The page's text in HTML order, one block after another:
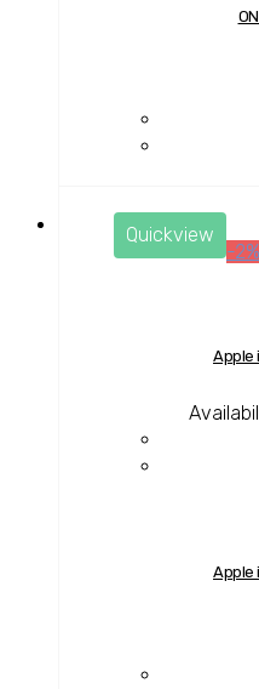
Quickview
-